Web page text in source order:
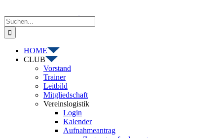
Suche
nach:
HOME
CLUB
Vorstand
Trainer
Leitbild
Mitgliedschaft
Vereinslogistik
Login
Kalender
Aufnahmeantrag